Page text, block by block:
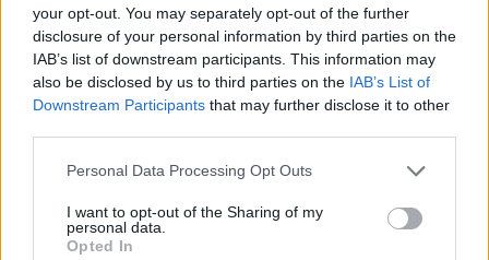
your opt-out. You may separately opt-out of the further
disclosure of your personal information by third parties on the
IAB’s list of downstream participants. This information may
also be disclosed by us to third parties on the IAB’s List of
Downstream Participants that may further disclose it to other
Personal Data Processing Opt Outs
I want to opt-out of the Sharing of my
personal data.
Opted In